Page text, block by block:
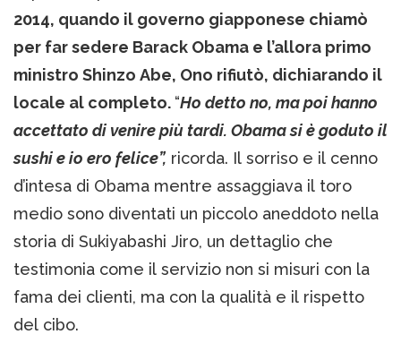
2014, quando il governo giapponese chiamò
per far sedere Barack Obama e l’allora primo
ministro Shinzo Abe, Ono rifiutò, dichiarando il
locale al completo. “Ho detto no, ma poi hanno
accettato di venire più tardi. Obama si è goduto il
sushi e io ero felice”, ricorda. Il sorriso e il cenno
d’intesa di Obama mentre assaggiava il toro
medio sono diventati un piccolo aneddoto nella
storia di Sukiyabashi Jiro, un dettaglio che
testimonia come il servizio non si misuri con la
fama dei clienti, ma con la qualità e il rispetto
del cibo.